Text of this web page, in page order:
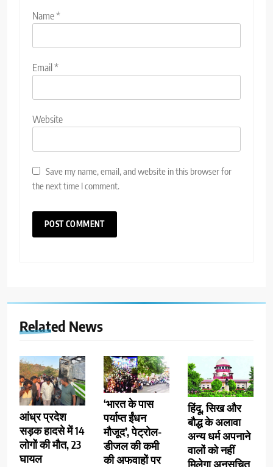
Name*
Email*
Website
Save my name, email, and website in this browser for
the next time I comment.
Related News
आंध्र प्रदेश
सड़क हादसे में 14
लोगों की मौत, 23
घायल
‘भारत के पास
पर्याप्त ईंधन
मौजूद’, पेट्रोल-
डीजल की कमी
की अफवाहों पर
हिंदू, सिख और
बौद्ध के अलावा
अन्य धर्म अपनाने
वालों को नहीं
मिलेगा अनुसूचित